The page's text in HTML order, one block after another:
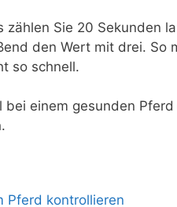
zählen Sie 20 Sekunden
den Wert mit drei. So
so schnell.
bei einem gesunden
Pferd kontrollieren